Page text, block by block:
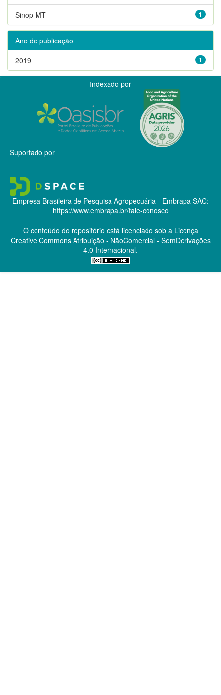
1
Sinop-MT
Ano de publicação
1
2019
Indexado por
Suportado por
Empresa Brasileira de Pesquisa Agropecuária - Embrapa SAC:
https://www.embrapa.br/fale-conosco
O conteúdo do repositório está licenciado sob a Licença
Creative CommonsAtribuição - NãoComercial - SemDerivações
4.0 Internacional.